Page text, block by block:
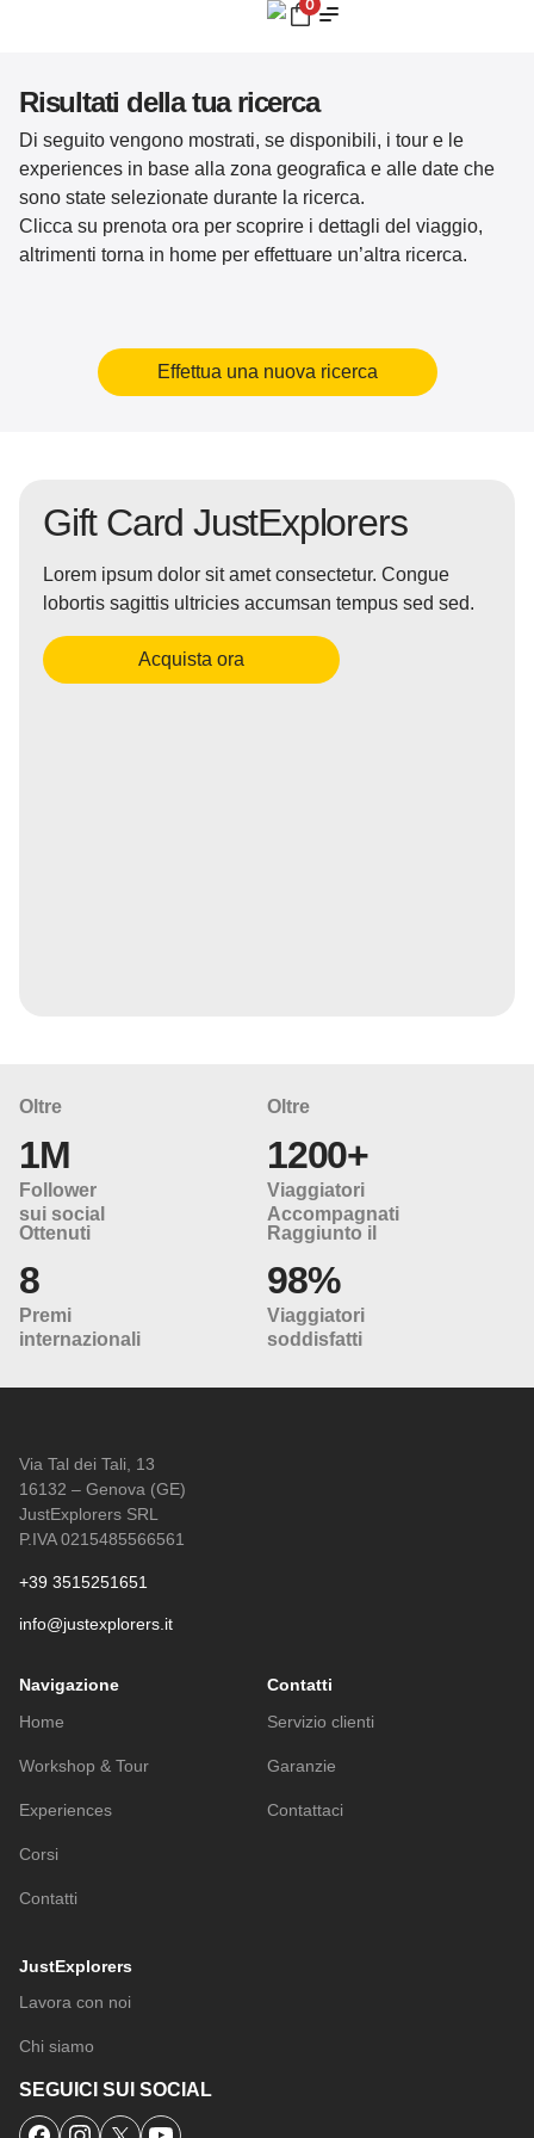
0
Risultati della tua ricerca
Di seguito vengono mostrati, se disponibili, i tour e le
experiences in base alla zona geografica e alle date che
sono state selezionate durante la ricerca.
Clicca su prenota ora per scoprire i dettagli del viaggio,
altrimenti torna in home per effettuare un’altra ricerca.
Effettua una nuova ricerca
Gift Card JustExplorers
Lorem ipsum dolor sit amet consectetur. Congue
lobortis sagittis ultricies accumsan tempus sed sed.
Acquista ora
Oltre
1M
Follower
sui social
Oltre
1200+
Viaggiatori
Accompagnati
Ottenuti
8
Premi
internazionali
Raggiunto il
98%
Viaggiatori
soddisfatti
Via Tal dei Tali, 13
16132 – Genova (GE)
JustExplorers SRL
P.IVA 0215485566561
+39 3515251651
info@justexplorers.it
Navigazione
Home
Workshop & Tour
Experiences
Corsi
Contatti
Contatti
Servizio clienti
Garanzie
Contattaci
JustExplorers
Lavora con noi
Chi siamo
SEGUICI SUI SOCIAL